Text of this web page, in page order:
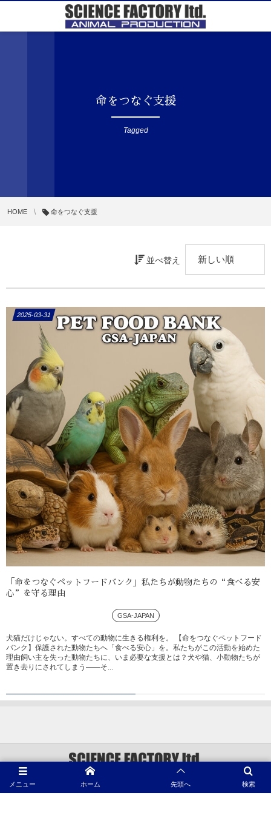
命をつなぐ支援
Tagged
HOME 命をつなぐ支援
並べ替え
2025-03-31
「命をつなぐペットフードバンク」私たちが動物たちの“食べる安
心”を守る理由
GSA-JAPAN
犬猫だけじゃない。すべての動物に生きる権利を。 【命をつなぐペットフード
バンク】保護された動物たちへ「食べる安心」を。私たちがこの活動を始めた
理由飼い主を失った動物たちに、いま必要な支援とは？犬や猫、小動物たちが
置き去りにされてしまう――そ...
1996 - 2026 動物プロダクション SCIENCE FACTORY ltd.
メニュー 検索
ホーム 先頭へ